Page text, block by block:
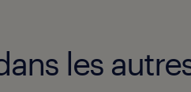
les